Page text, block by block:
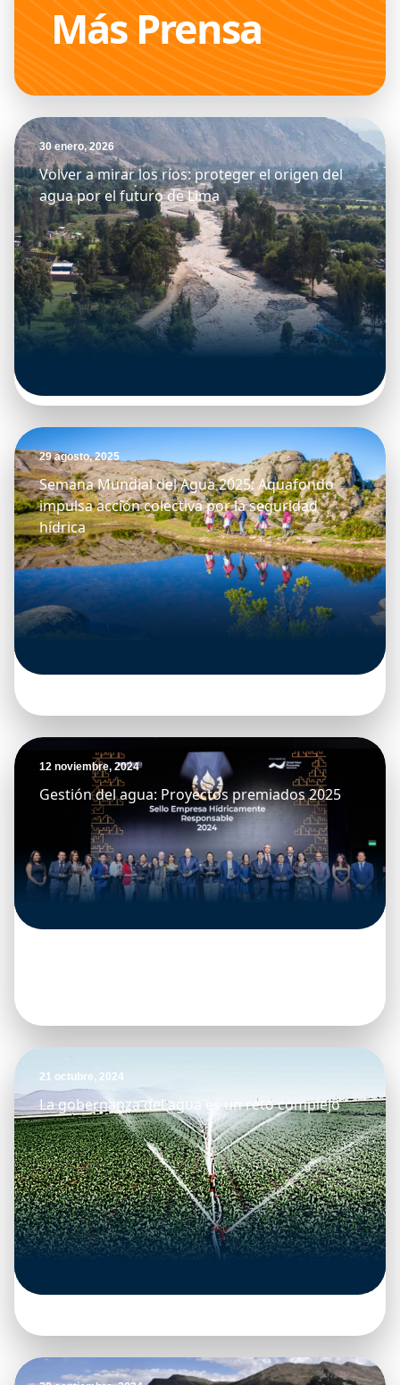
MásPrensa
30 enero, 2026
Volver a mirar los ríos: proteger el origen del
agua por el futuro de Lima
29 agosto, 2025
Semana Mundial del Agua 2025: Aquafondo
impulsa acción colectiva por la seguridad
hídrica
12 noviembre, 2024
Gestión del agua: Proyectos premiados 2025
21 octubre, 2024
La gobernanza del agua es un reto complejo